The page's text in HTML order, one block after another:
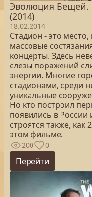
Эволюция Вещей.
(2014)
18.02.2014
Стадион - это
массовые
концерты. Здесь
слезы поражений
энергии. Многие
стадионами, среди
уникальные
Но кто построил
появились в России
строятся также, как
этом фильме.
200 0
Перейти